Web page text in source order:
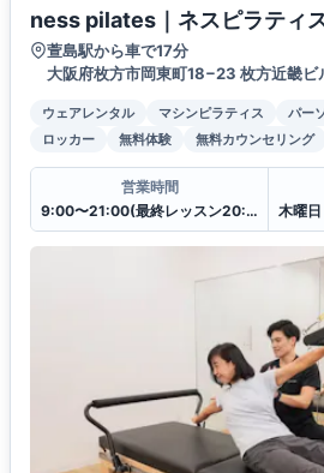
ness pilates｜ネスピラティ
萱島駅から車で17分
大阪府枚方市岡東町18−23 枚方近畿ビ
ウェアレンタル マシンピラティス
パー
ロッカー
無料体験 無料カウンセリング
営業時間
9:00〜21:00(最終レッスン20:00スタート)